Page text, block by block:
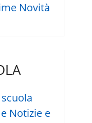
Novità